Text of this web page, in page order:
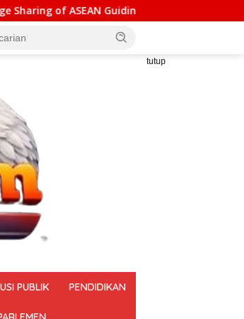
Principles for Effective Social Forestry
tutup
PUBLIK PENDIDIKAN